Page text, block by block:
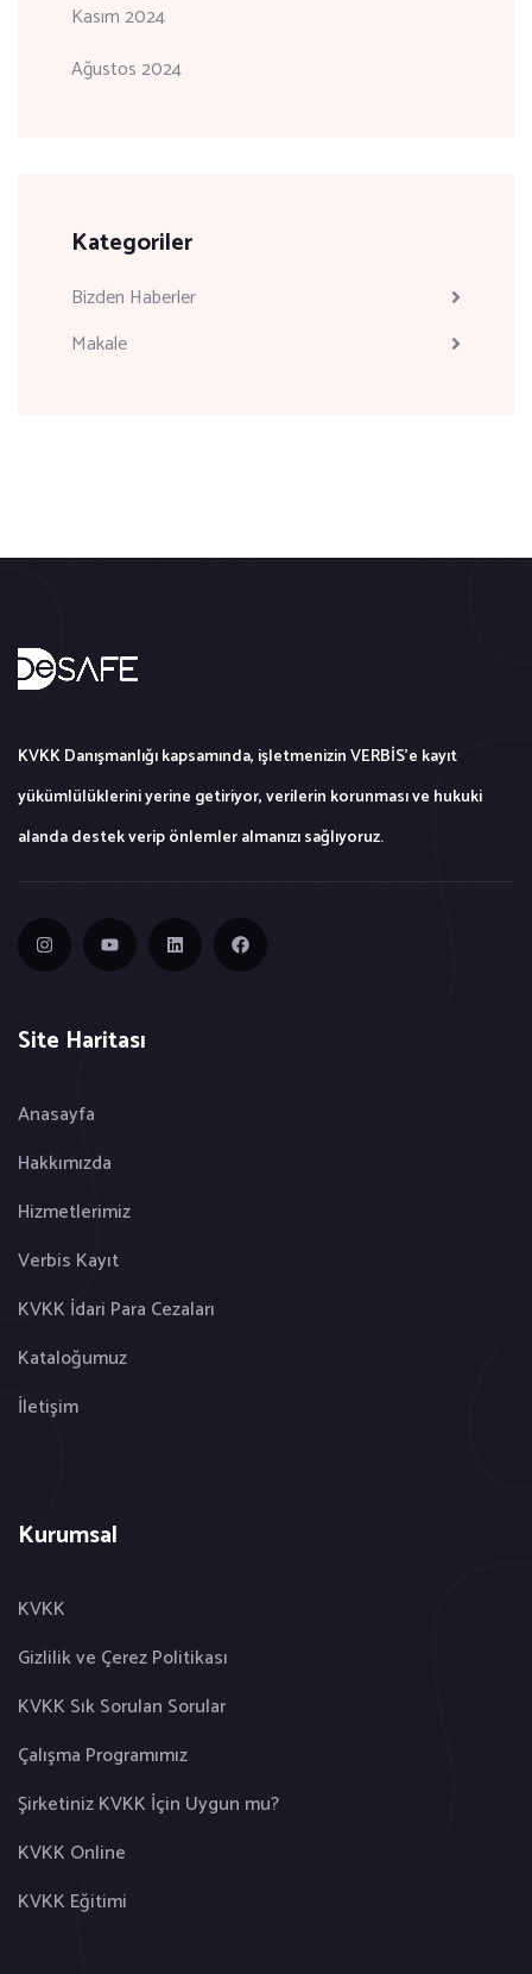
Kasım 2024
Ağustos 2024
Kategoriler
Bizden Haberler
Makale
KVKK Danışmanlığı kapsamında, işletmenizin VERBİS'e kayıt
yükümlülüklerini yerine getiriyor, verilerin korunması ve hukuki
alanda destek verip önlemler almanızı sağlıyoruz.
Site Haritası
Anasayfa
Hakkımızda
Hizmetlerimiz
Verbis Kayıt
KVKK İdari Para Cezaları
Kataloğumuz
İletişim
Kurumsal
KVKK
Gizlilik ve Çerez Politikası
KVKK Sık Sorulan Sorular
Çalışma Programımız
Şirketiniz KVKK İçin Uygun mu?
KVKK Online
KVKK Eğitimi